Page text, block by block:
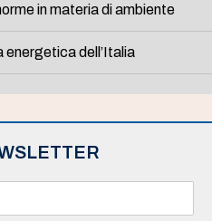
in materia di ambiente
energetica dell’Italia